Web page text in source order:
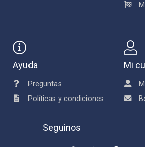
Ayuda
Preguntas
Políticas y condiciones
Mi
Seguinos